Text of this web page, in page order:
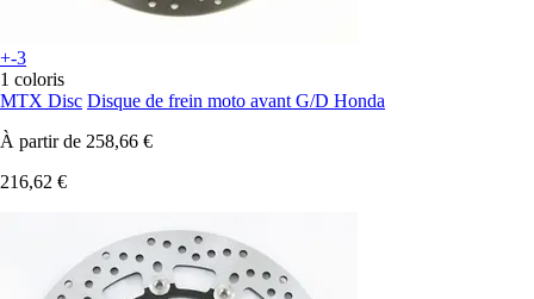
+-3
1 coloris
MTX Disc Disque de frein moto avant G/D Honda
À partir de 258,66 €
216,62 €